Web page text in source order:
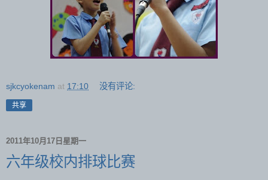
sjkcyokenam at 17:10 没有评论:
共享
2011年10月17日星期一
六年级校内排球比赛